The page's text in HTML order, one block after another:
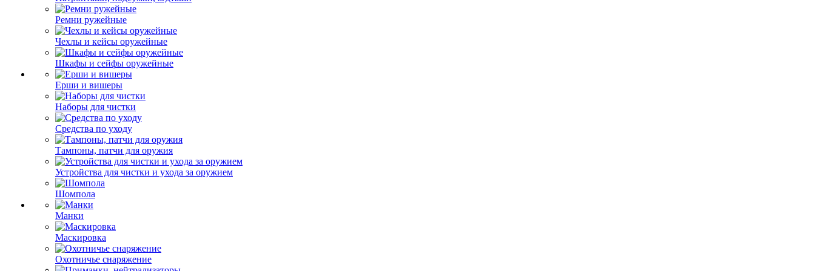
Ремни ружейные
Чехлы и кейсы оружейные
Шкафы и сейфы оружейные
Ерши и вишеры
Наборы для чистки
Средства по уходу
Тампоны, патчи для оружия
Устройства для чистки и ухода за оружием
Шомпола
Манки
Маскировка
Охотничье снаряжение